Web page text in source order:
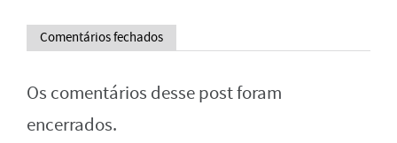
Comentários fechados
Os comentários desse post foram
encerrados.